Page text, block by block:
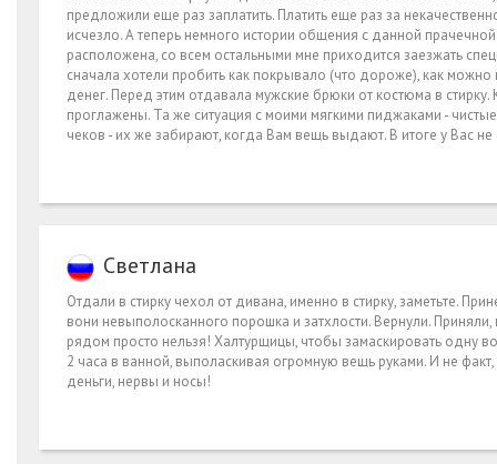
предложили еще раз заплатить. Платить еще раз за
исчезло. А теперь немного истории общения с данной
расположена, со всем остальными мне приходится заезжать
сначала хотели пробить как покрывало (что дороже), как
денег. Перед этим отдавала мужские брюки от костюма в
проглажены. Та же ситуация с моими мягкими пиджаками -
чеков - их же забирают, когда Вам вещь выдают. В итоге у Вас
Светлана
Отдали в стирку чехол от дивана, именно в стирку, заметьте.
вони невыполосканного порошка и затхлости. Вернули.
рядом просто нельзя! Халтурщицы, чтобы замаскировать одну
2 часа в ванной, выполаскивая огромную вещь руками. И не
деньги, нервы и носы!